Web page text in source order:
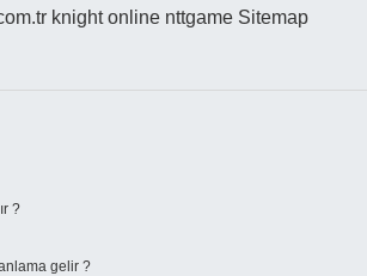
knight online nttgame Sitemap
?
gelir ?